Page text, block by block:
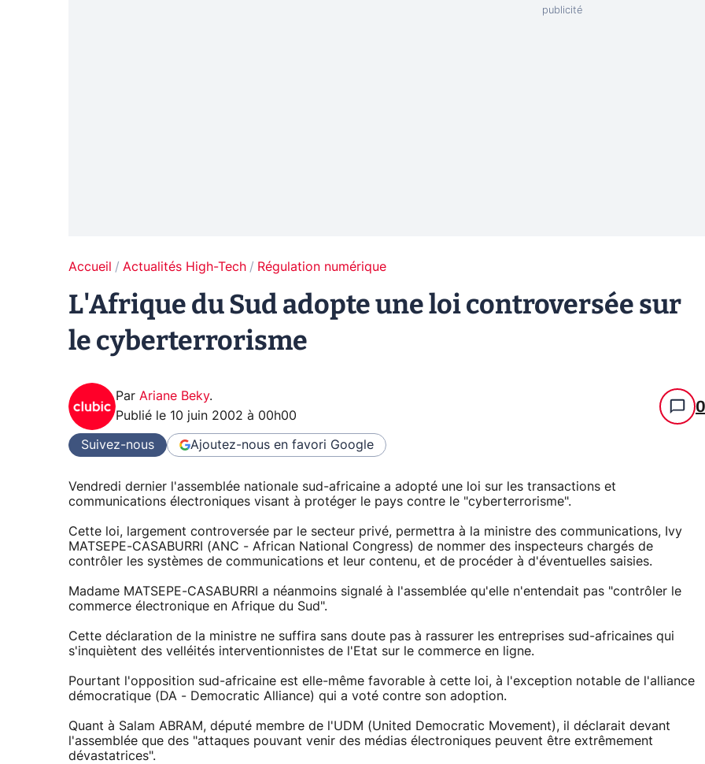
Accueil Actualités High-Tech Régulation numérique
L'Afrique du Sud adopte une loi controversée sur
le cyberterrorisme
Par Ariane Beky.
Publié le 10 juin 2002 à 00h00 0
Suivez-nous Ajoutez-nous en favori Google
Vendredi dernier l'assemblée nationale sud-africaine a adopté une loi sur les transactions et
communications électroniques visant à protéger le pays contre le "cyberterrorisme".
Cette loi, largement controversée par le secteur privé, permettra à la ministre des communications, Ivy
MATSEPE-CASABURRI (ANC - African National Congress) de nommer des inspecteurs chargés de
contrôler les systèmes de communications et leur contenu, et de procéder à d'éventuelles saisies.
Madame MATSEPE-CASABURRI a néanmoins signalé à l'assemblée qu'elle n'entendait pas "contrôler le
commerce électronique en Afrique du Sud".
Cette déclaration de la ministre ne suffira sans doute pas à rassurer les entreprises sud-africaines qui
s'inquiètent des velléités interventionnistes de l'Etat sur le commerce en ligne.
Pourtant l'opposition sud-africaine est elle-même favorable à cette loi, à l'exception notable de l'alliance
démocratique (DA - Democratic Alliance) qui a voté contre son adoption.
Quant à Salam ABRAM, député membre de l'UDM (United Democratic Movement), il déclarait devant
l'assemblée que des "attaques pouvant venir des médias électroniques peuvent être extrêmement
dévastatrices".